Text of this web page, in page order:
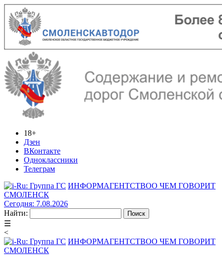
18+
Дзен
ВКонтакте
Одноклассники
Телеграм
ИНФОРМАГЕНТСТВОО ЧЕМ ГОВОРИТ
СМОЛЕНСК
Сегодня: 7.08.2026
Найти:
☰
<
ИНФОРМАГЕНТСТВОО ЧЕМ ГОВОРИТ
СМОЛЕНСК